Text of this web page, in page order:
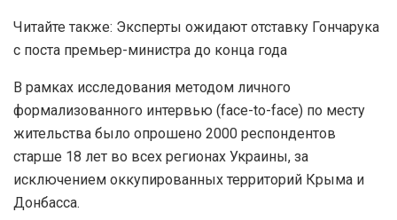
Читайте также: Эксперты ожидают отставку Гончарука
с поста премьер-министра до конца года
В рамках исследования методом личного
формализованного интервью (face-to-face) по месту
жительства было опрошено 2000 респондентов
старше 18 лет во всех регионах Украины, за
исключением оккупированных территорий Крыма и
Донбасса.